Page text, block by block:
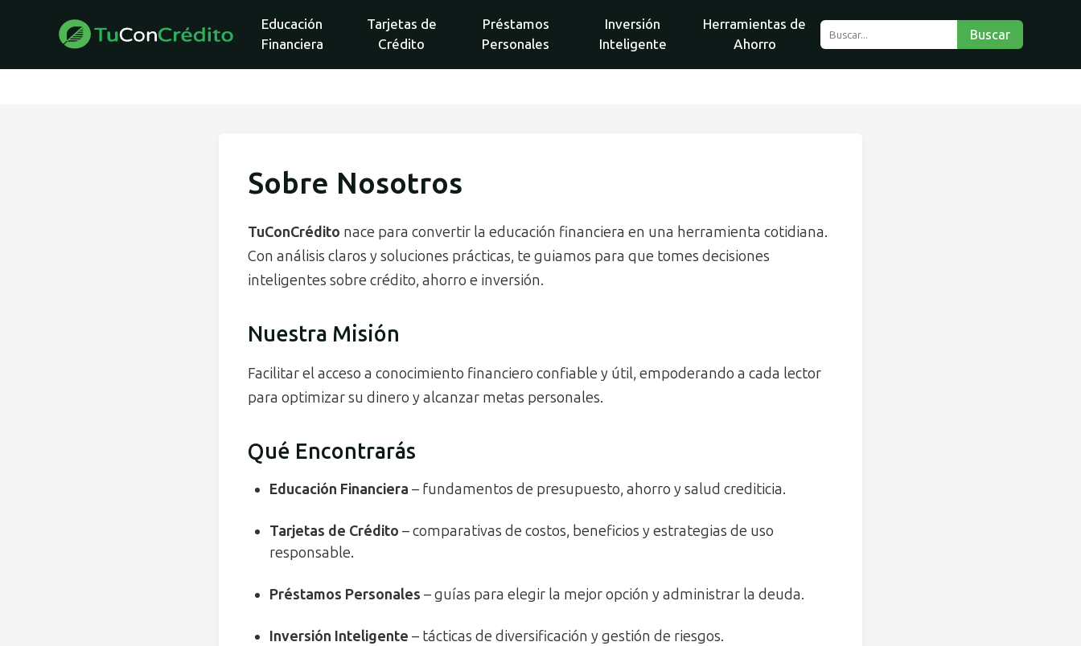
Educación
Financiera
Tarjetas de
Crédito
Préstamos
Personales
Inversión
Inteligente
Herramientas de
Ahorro
Buscar
Sobre Nosotros
TuConCrédito nace para convertir la educación financiera en una herramienta cotidiana.
Con análisis claros y soluciones prácticas, te guiamos para que tomes decisiones
inteligentes sobre crédito, ahorro e inversión.
Nuestra Misión
Facilitar el acceso a conocimiento financiero confiable y útil, empoderando a cada lector
para optimizar su dinero y alcanzar metas personales.
Qué Encontrarás
Educación Financiera – fundamentos de presupuesto, ahorro y salud crediticia.
Tarjetas de Crédito – comparativas de costos, beneficios y estrategias de uso
responsable.
Préstamos Personales – guías para elegir la mejor opción y administrar la deuda.
Inversión Inteligente – tácticas de diversificación y gestión de riesgos.